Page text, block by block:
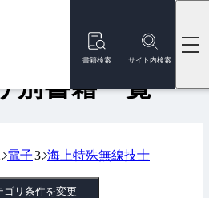
書籍検索 サイト内検索
別書籍一覧
電子 海上特殊無線技士
ゴリ条件を変更